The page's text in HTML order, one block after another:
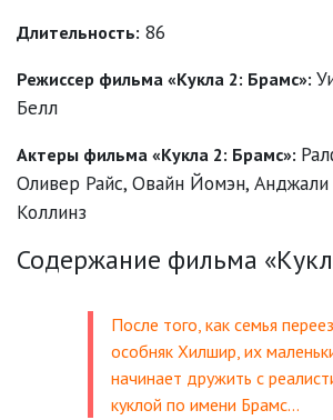
Длительность: 86
Режиссер фильма «Кукла 2: Брамс»:
Белл
Актеры фильма «Кукла 2: Брамс»:
Оливер Райс, Овайн Йомэн,
Коллинз
Содержание фильма
После того, как семья
особняк Хилшир, их
начинает дружить с
куклой по имени Брамс…